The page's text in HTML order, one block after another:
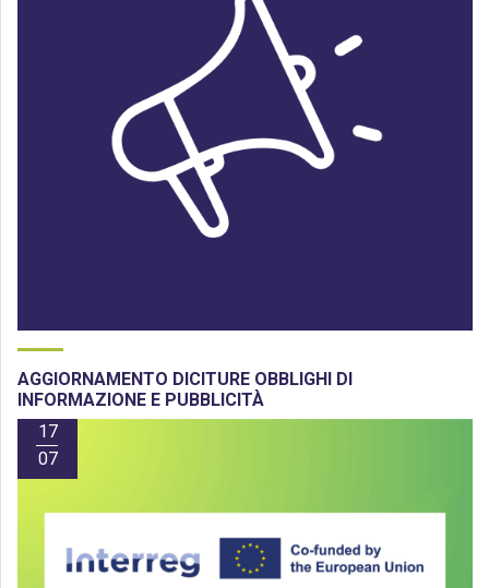
AGGIORNAMENTO DICITURE OBBLIGHI DI
INFORMAZIONE E PUBBLICITÀ
17
07